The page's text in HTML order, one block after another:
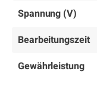
Spannung (V)
Bearbeitungszeit
Gewährleistung